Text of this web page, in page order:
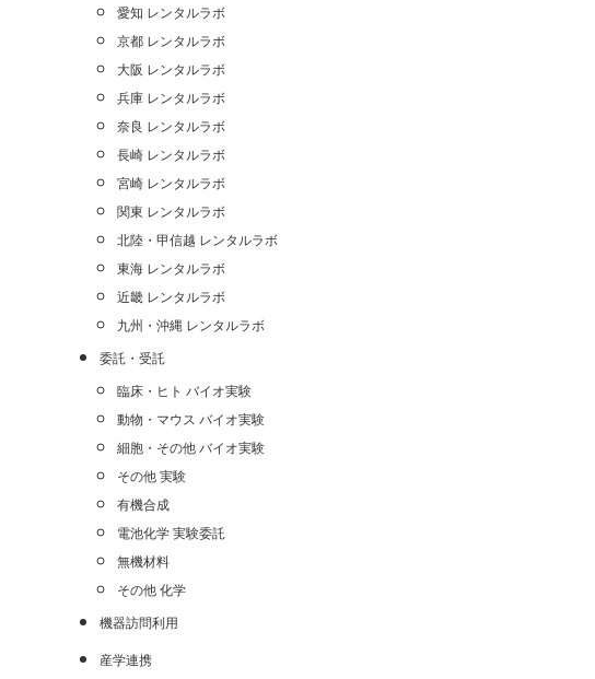
愛知 レンタルラボ
京都 レンタルラボ
大阪 レンタルラボ
兵庫 レンタルラボ
奈良 レンタルラボ
長崎 レンタルラボ
宮崎 レンタルラボ
関東 レンタルラボ
北陸・甲信越 レンタルラボ
東海 レンタルラボ
近畿 レンタルラボ
九州・沖縄 レンタルラボ
委託・受託
臨床・ヒト バイオ実験
動物・マウス バイオ実験
細胞・その他 バイオ実験
その他 実験
有機合成
電池化学 実験委託
無機材料
その他 化学
機器訪問利用
産学連携